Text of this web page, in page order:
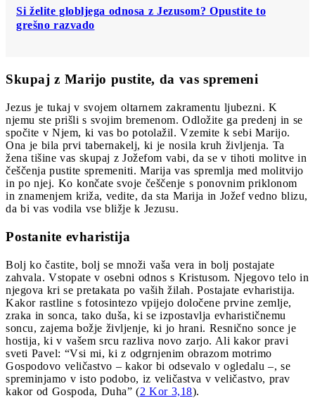
Si želite globljega odnosa z Jezusom? Opustite to
grešno razvado
Skupaj z Marijo pustite, da vas spremeni
Jezus je tukaj v svojem oltarnem zakramentu ljubezni. K
njemu ste prišli s svojim bremenom. Odložite ga predenj in se
spočite v Njem, ki vas bo potolažil. Vzemite k sebi Marijo.
Ona je bila prvi tabernakelj, ki je nosila kruh življenja. Ta
žena tišine vas skupaj z Jožefom vabi, da se v tihoti molitve in
češčenja pustite spremeniti. Marija vas spremlja med molitvijo
in po njej. Ko končate svoje češčenje s ponovnim priklonom
in znamenjem križa, vedite, da sta Marija in Jožef vedno blizu,
da bi vas vodila vse bližje k Jezusu.
Postanite evharistija
Bolj ko častite, bolj se množi vaša vera in bolj postajate
zahvala. Vstopate v osebni odnos s Kristusom. Njegovo telo in
njegova kri se pretakata po vaših žilah. Postajate evharistija.
Kakor rastline s fotosintezo vpijejo določene prvine zemlje,
zraka in sonca, tako duša, ki se izpostavlja evharističnemu
soncu, zajema božje življenje, ki jo hrani. Resnično sonce je
hostija, ki v vašem srcu razliva novo zarjo. Ali kakor pravi
sveti Pavel: “Vsi mi, ki z odgrnjenim obrazom motrimo
Gospodovo veličastvo – kakor bi odsevalo v ogledalu –, se
spreminjamo v isto podobo, iz veličastva v veličastvo, prav
kakor od Gospoda, Duha” (2 Kor 3,18).